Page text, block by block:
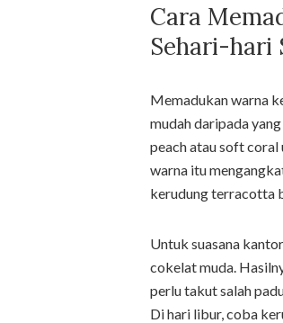
Cara
Sehari-hari
Memadukan warna
mudah daripada
peach atau soft coral
warna itu
kerudung terracotta
Untuk suasana
cokelat muda.
perlu takut salah
Di hari libur, coba